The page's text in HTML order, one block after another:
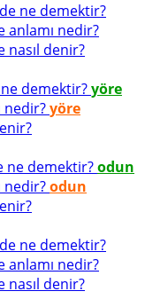
ne demektir?
anlamı nedir?
denir?
demektir?yöre
nedir?yöre
ne demektir?odun
nedir?odun
ne demektir?
anlamı nedir?
denir?